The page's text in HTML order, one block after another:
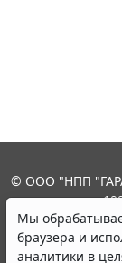
Мы
браузера и
аналитики в
© ООО "НПП
выпускается с
являются
информации
Портал